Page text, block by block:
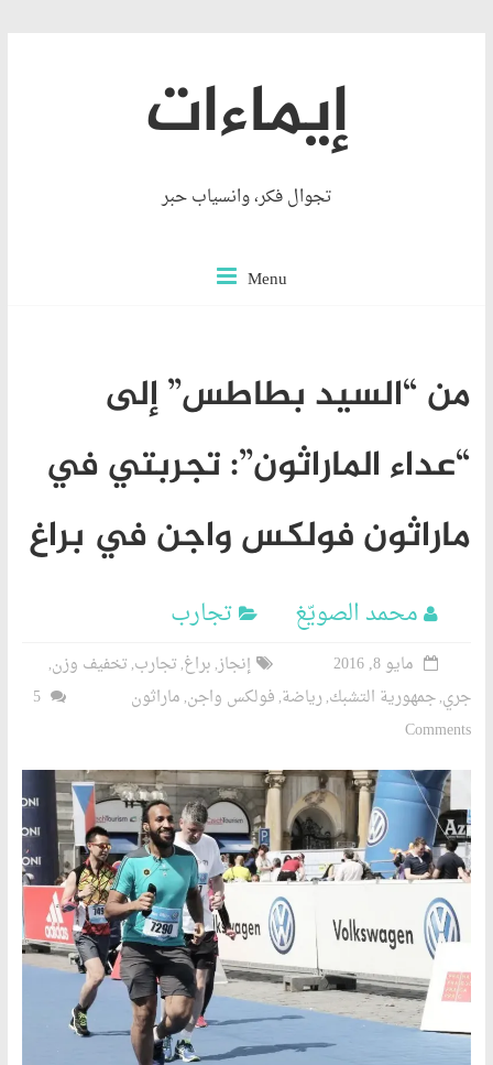
إيماءات
تجوال فكر، وانسياب حبر
Menu
من “السيد بطاطس” إلى
“عداء الماراثون”: تجربتي في
ماراثون فولكس واجن في براغ
محمد الصويّغ تجارب
مايو 8, 2016 إنجاز, براغ, تجارب, تخفيف وزن,
جري,جمهورية التشبك, رياضة, فولكس واجن, ماراثون
5
Comments